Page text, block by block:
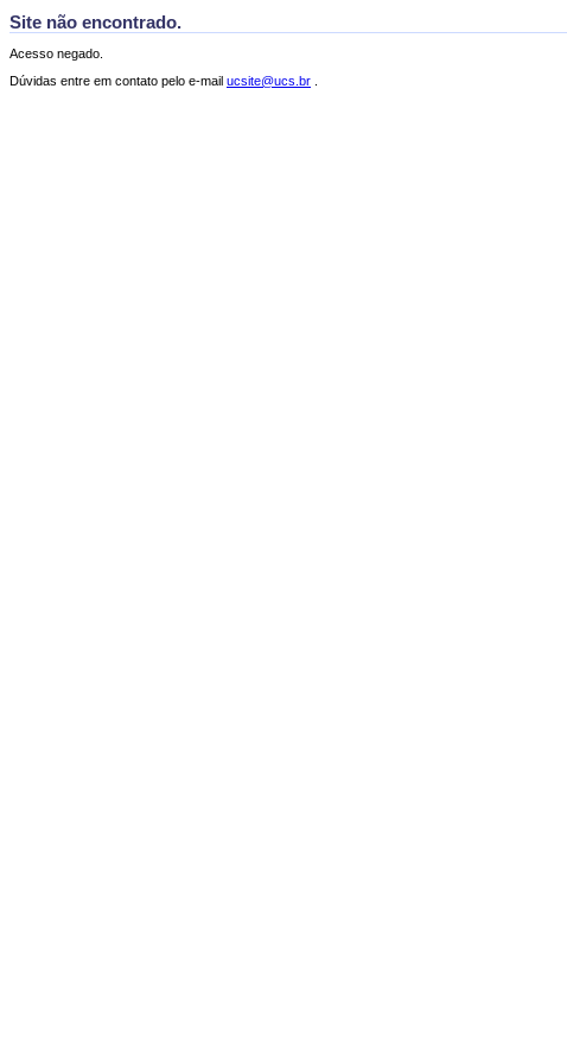
Site não encontrado.
Acesso negado.
Dúvidas entre em contato pelo e-mail ucsite@ucs.br